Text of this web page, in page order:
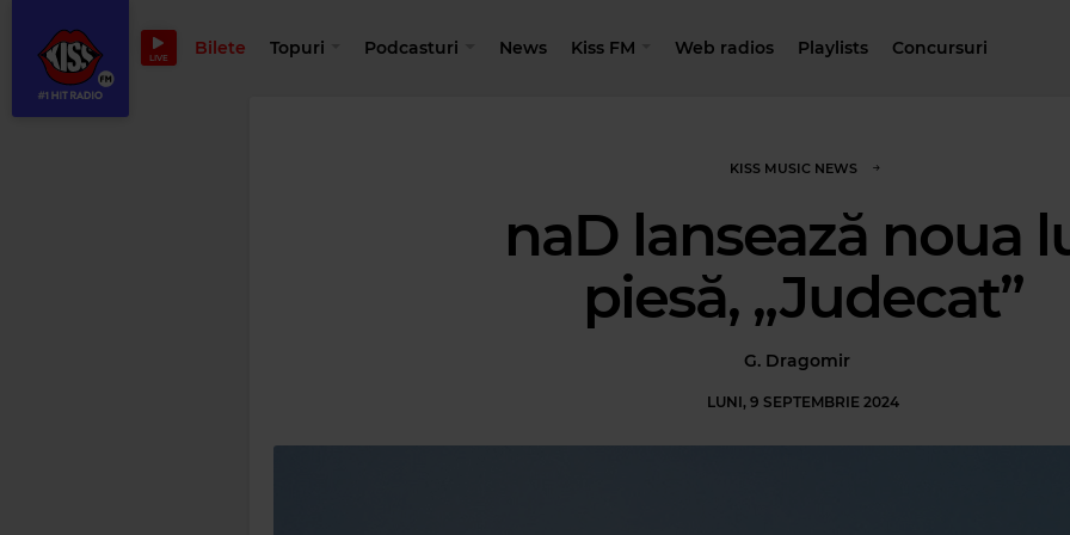
LIVE Bilete Topuri Podcasturi News Kiss FM Web radios Playlists Concursuri
KISS MUSIC NEWS
naD lansează noua
piesă, „Judecat”
G. Dragomir
LUNI, 9 SEPTEMBRIE 2024